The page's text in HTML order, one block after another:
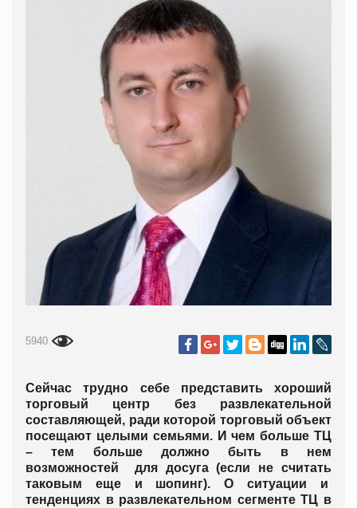
5940
Сейчас трудно себе представить хороший
торговый центр без развлекательной
составляющей, ради которой торговый объект
посещают целыми семьями. И чем больше ТЦ
– тем больше должно быть в нем
возможностей для досуга (если не считать
таковым еще и шопинг). О ситуации и
тенденциях в развлекательном сегменте ТЦ в